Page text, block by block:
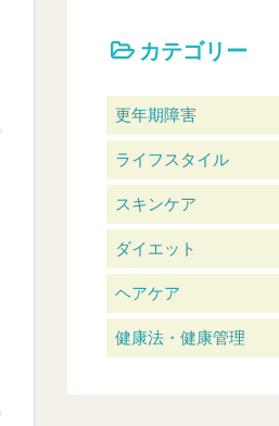
カテゴリー
更年期障害
ライフスタイル
スキンケア
ダイエット
ヘアケア
健康法・健康管理